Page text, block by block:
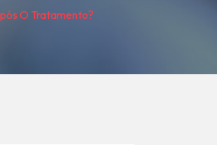
O Tratamento?